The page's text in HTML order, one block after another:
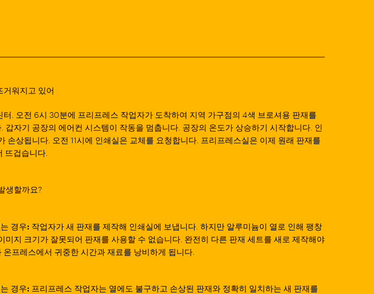
거워지고 있어
터. 오전 6시 30분에 프리프레스 작업자가 도착하여 지역 가구점의 4색 브로셔용 판재를
갑자기 공장의 에어컨 시스템이 작동을 멈춥니다. 공장의 온도가 상승하기 시작합니다. 인
손상됩니다. 오전 11시에 인쇄실은 교체를 요청합니다. 프리프레스실은 이제 원래 판재를
뜨겁습니다.
생할까요?
경우: 작업자가 새 판재를 제작해 인쇄실에 보냅니다. 하지만 알루미늄이 열로 인해 팽창
미지 크기가 잘못되어 판재를 사용할 수 없습니다. 완전히 다른 판재 세트를 새로 제작해야
프레스에서 귀중한 시간과 재료를 낭비하게 됩니다.
경우: 프리프레스 작업자는 열에도 불구하고 손상된 판재와 정확히 일치하는 새 판재를